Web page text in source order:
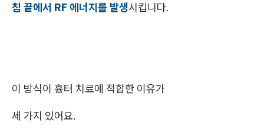
침 끝에서 RF 에너지를 발생시킵니다.
이 방식이 흉터 치료에 적합한 이유가
세 가지 있어요.